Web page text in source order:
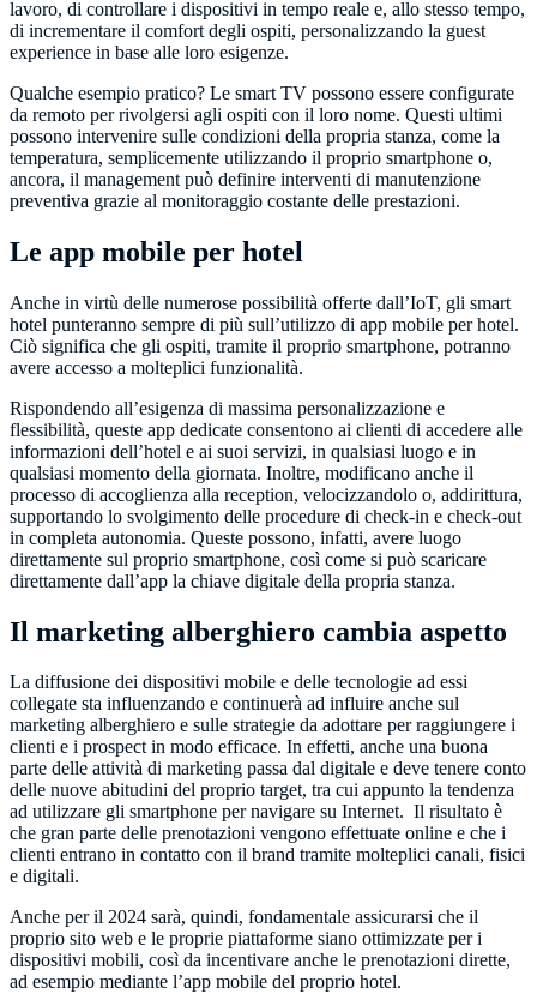
lavoro, di controllare i dispositivi in tempo reale e, allo stesso tempo,
di incrementare il comfort degli ospiti, personalizzando la guest
experience in base alle loro esigenze.
Qualche esempio pratico? Le smart TV possono essere configurate
da remoto per rivolgersi agli ospiti con il loro nome. Questi ultimi
possono intervenire sulle condizioni della propria stanza, come la
temperatura, semplicemente utilizzando il proprio smartphone o,
ancora, il management può definire interventi di manutenzione
preventiva grazie al monitoraggio costante delle prestazioni.
Le app mobile per hotel
Anche in virtù delle numerose possibilità offerte dall’IoT, gli smart
hotel punteranno sempre di più sull’utilizzo di app mobile per hotel.
Ciò significa che gli ospiti, tramite il proprio smartphone, potranno
avere accesso a molteplici funzionalità.
Rispondendo all’esigenza di massima personalizzazione e
flessibilità, queste app dedicate consentono ai clienti di accedere alle
informazioni dell’hotel e ai suoi servizi, in qualsiasi luogo e in
qualsiasi momento della giornata. Inoltre, modificano anche il
processo di accoglienza alla reception, velocizzandolo o, addirittura,
supportando lo svolgimento delle procedure di check-in e check-out
in completa autonomia. Queste possono, infatti, avere luogo
direttamente sul proprio smartphone, così come si può scaricare
direttamente dall’app la chiave digitale della propria stanza.
Il marketing alberghiero cambia aspetto
La diffusione dei dispositivi mobile e delle tecnologie ad essi
collegate sta influenzando e continuerà ad influire anche sul
marketing alberghiero e sulle strategie da adottare per raggiungere i
clienti e i prospect in modo efficace. In effetti, anche una buona
parte delle attività di marketing passa dal digitale e deve tenere conto
delle nuove abitudini del proprio target, tra cui appunto la tendenza
ad utilizzare gli smartphone per navigare su Internet. Il risultato è
che gran parte delle prenotazioni vengono effettuate online e che i
clienti entrano in contatto con il brand tramite molteplici canali, fisici
e digitali.
Anche per il 2024 sarà, quindi, fondamentale assicurarsi che il
proprio sito web e le proprie piattaforme siano ottimizzate per i
dispositivi mobili, così da incentivare anche le prenotazioni dirette,
ad esempio mediante l’app mobile del proprio hotel.